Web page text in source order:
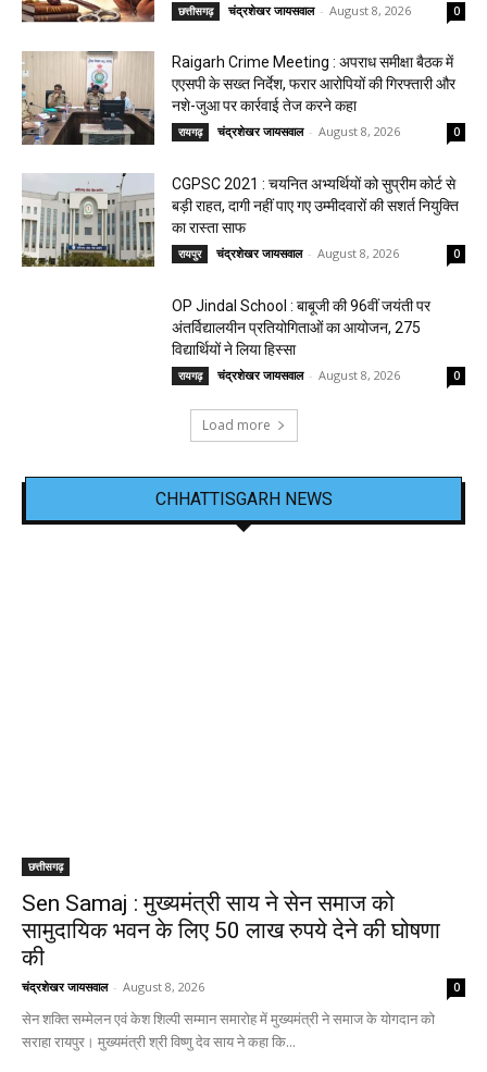
छत्तीसगढ़ चंद्रशेखर जायसवाल - August 8, 2026 0
Raigarh Crime Meeting : अपराध समीक्षा बैठक में
एएसपी के सख्त निर्देश, फरार आरोपियों की गिरफ्तारी और
नशे-जुआ पर कार्रवाई तेज करने कहा
रायगढ़ चंद्रशेखर जायसवाल - August 8, 2026 0
CGPSC 2021 : चयनित अभ्यर्थियों को सुप्रीम कोर्ट से
बड़ी राहत, दागी नहीं पाए गए उम्मीदवारों की सशर्त नियुक्ति
का रास्ता साफ
रायपुर चंद्रशेखर जायसवाल - August 8, 2026 0
OP Jindal School : बाबूजी की 96वीं जयंती पर
अंतर्विद्यालयीन प्रतियोगिताओं का आयोजन, 275
विद्यार्थियों ने लिया हिस्सा
रायगढ़ चंद्रशेखर जायसवाल - August 8, 2026 0
Load more
CHHATTISGARH NEWS
छत्तीसगढ़
Sen Samaj : मुख्यमंत्री साय ने सेन समाज को
सामुदायिक भवन के लिए 50 लाख रुपये देने की घोषणा
की
चंद्रशेखर जायसवाल - August 8, 2026 0
सेन शक्ति सम्मेलन एवं केश शिल्पी सम्मान समारोह में मुख्यमंत्री ने समाज के योगदान को
सराहा रायपुर। मुख्यमंत्री श्री विष्णु देव साय ने कहा कि...